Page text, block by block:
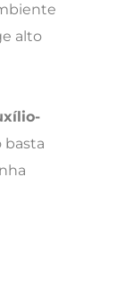
alto
basta